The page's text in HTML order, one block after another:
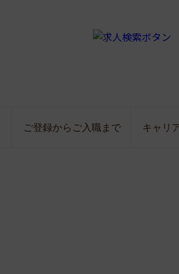
ご登録からご入職まで キャリ